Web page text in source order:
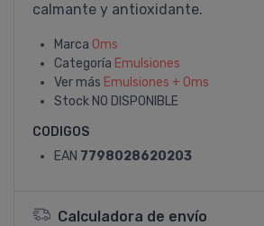
calmante y antioxidante.
Marca Oms
Categoría Emulsiones
Ver más Emulsiones + Oms
Stock NO DISPONIBLE
CODIGOS
EAN 7798028620203
Calculadora de envío